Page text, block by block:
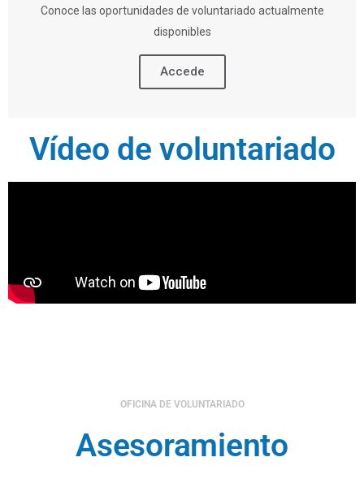
Conoce las oportunidades de voluntariado actualmente
disponibles
Accede
Vídeo de voluntariado
OFICINA DE VOLUNTARIADO
Asesoramiento